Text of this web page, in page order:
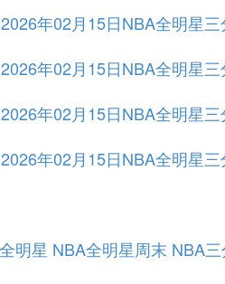
年02月15日NBA全明星
年02月15日NBA全明星
年02月15日NBA全明星
年02月15日NBA全明星
明星 NBA全明星周末 NBA